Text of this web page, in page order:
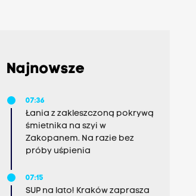
Najnowsze
07:36
Łania z zakleszczoną pokrywą
śmietnika na szyi w
Zakopanem. Na razie bez
próby uśpienia
07:15
SUP na lato! Kraków zaprasza